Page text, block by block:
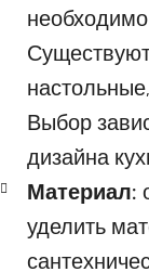
Выбор
дизайна
Материал:
уделить